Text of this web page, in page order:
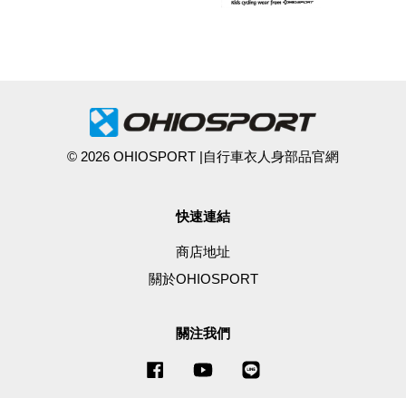
© 2026 OHIOSPORT |自行車衣人身部品官網
快速連結
商店地址
關於OHIOSPORT
關注我們
Facebook YouTube